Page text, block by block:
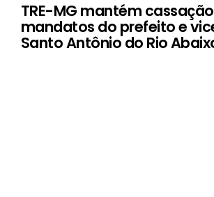
TRE-MG mantém
mandatos do prefeito e
Santo Antônio do Rio